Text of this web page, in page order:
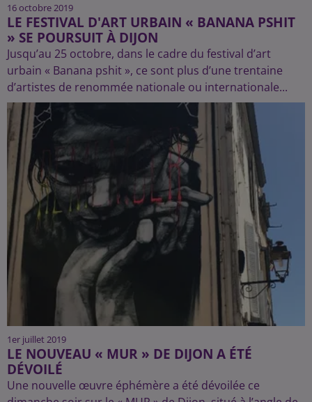
16 octobre 2019
LE FESTIVAL D'ART URBAIN « BANANA PSHIT
» SE POURSUIT À DIJON
Jusqu’au 25 octobre, dans le cadre du festival d’art
urbain « Banana pshit », ce sont plus d’une trentaine
d’artistes de renommée nationale ou internationale...
1er juillet 2019
LE NOUVEAU « MUR » DE DIJON A ÉTÉ
DÉVOILÉ
Une nouvelle œuvre éphémère a été dévoilée ce